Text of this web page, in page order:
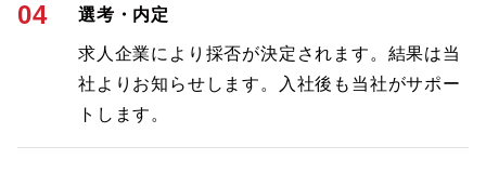
04 選考・内定
求人企業により採否が決定されます。結果は当
社よりお知らせします。入社後も当社がサポー
トします。